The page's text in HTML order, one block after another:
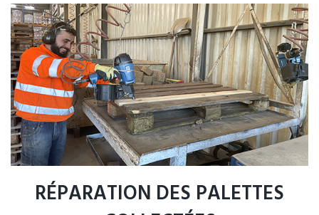
RÉPARATION DES PALETTES